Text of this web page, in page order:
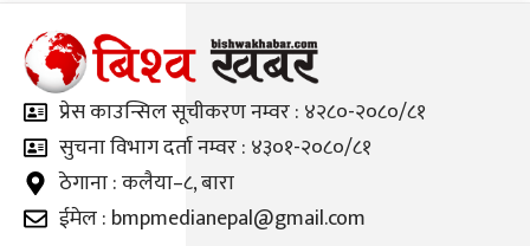
प्रेस काउन्सिल सूचीकरण नम्वर : ४२८०-२०८०/८१
सुचना विभाग दर्ता नम्वर : ४३०१-२०८०/८१
ठेगाना : कलैया–८, बारा
ईमेल : bmpmedianepal@gmail.com